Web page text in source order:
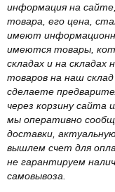
информация на
товара, его цена,
имеют
имеются товары,
складах и на
товаров на наш
сделаете
через корзину сайта
мы оперативно
доставки,
вышлем счет для
не гарантируем
самовывоза.